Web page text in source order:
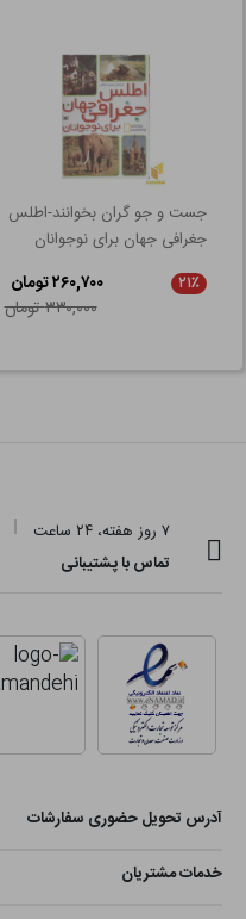
جست و جو گران بخوانند-اطلس
جغرافی جهان برای نوجوانان
۲۱٪
۲۶۰,۷۰۰ تومان
۳۳۰,۰۰۰ تومان
۷ روز هفته، ۲۴ ساعت
تماس با پشتیبانی
آدرس تحویل حضوری سفارشات
خدمات مشتریان